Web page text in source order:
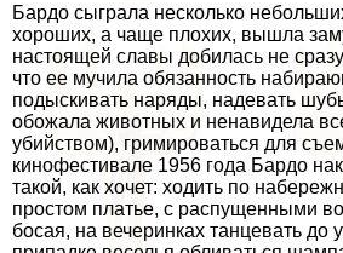
Бардо сыграла несколько
хороших, а чаще плохих, вышла
настоящей славы добилась не
что ее мучила обязанность
подыскивать наряды, надевать
обожала животных и ненавидела
убийством), гримироваться для
кинофестивале 1956 года Бардо
такой, как хочет: ходить по
простом платье, с распущенными
босая, на вечеринках танцевать до